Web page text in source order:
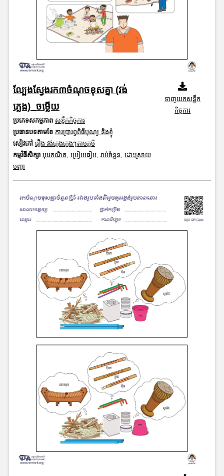
ល្បែងស្វែងរក៣ចំណុចខុសគ្នា (វង់
ភ្លេង)_ចម្លើយ
ប្រភេទសកម្មភាព សន្លឹកកិច្ចការ
ប្រធានបទតាមខែ ការប្រារព្ធពិធីបុណ្យ និងខ្ញុំ
សៀវភៅ រឿង វង់ភ្លេងក្មេងៗតាមភូមិ
កម្មវិធីសិក្សា បុរេគណិត, ប្រៀបធៀប, រាប់ចំនួន, ដោះស្រាយ
បញ្ហា
ទាញយកសន្លឹក
កិច្ចការ